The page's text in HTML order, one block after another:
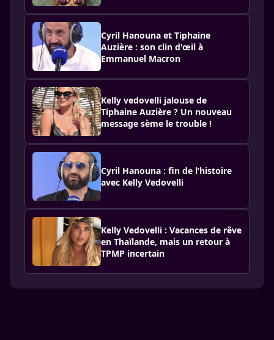
Cyril Hanouna et Tiphaine
Auzière : son clin d'œil à
Emmanuel Macron
Kelly vedovelli jalouse de
Tiphaine Auzière ? Un nouveau
message sème le trouble !
Cyril Hanouna : fin de l’histoire
avec Kelly Vedovelli
Kelly Vedovelli : Vacances de rêve
en Thaïlande, mais un retour à
TPMP incertain